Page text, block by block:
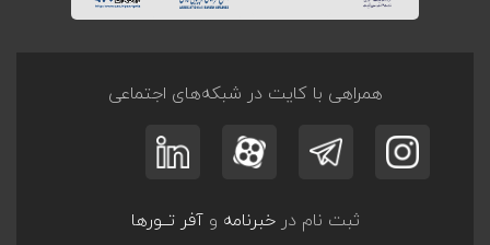
همراهی با کایت در شبکه‌های اجتماعی
ثبت نام درخبرنامه وآفر تــورها